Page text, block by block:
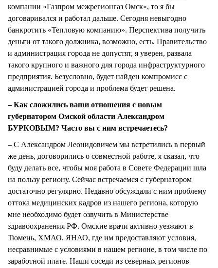
компании «Газпром межрегионгаз Омск», то я бы
договаривался и работал дальше. Сегодня невыгодно
банкротить «Тепловую компанию». Перспектива получить
деньги от такого должника, возможно, есть. Правительство
и администрация города не допустят, я уверен, развала
такого крупного и важного для города инфраструктурного
предприятия. Безусловно, будет найден компромисс с
администрацией города и проблема будет решена.
– Как сложились ваши отношения с новым
губернатором Омской области Александром
БУРКОВЫМ? Часто вы с ним встречаетесь?
– С Александром Леонидовичем мы встретились в первый
же день, договорились о совместной работе, я сказал, что
буду делать все, чтобы моя работа в Совете Федерации шла
на пользу региону. Сейчас встречаемся с губернатором
достаточно регулярно. Недавно обсуждали с ним проблему
оттока медицинских кадров из нашего региона, которую
мне необходимо будет озвучить в Министерстве
здравоохранения РФ. Омские врачи активно уезжают в
Тюмень, ХМАО, ЯНАО, где им предоставляют условия,
несравнимые с условиями в нашем регионе, в том числе по
заработной плате. Наши соседи из северных регионов